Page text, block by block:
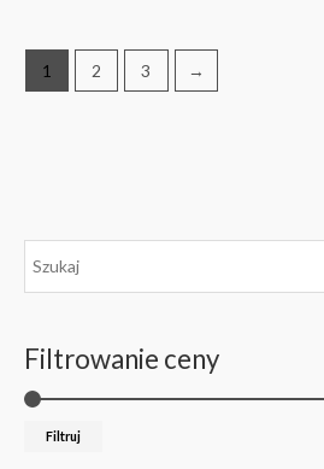
Filtrowanie ceny
Filtruj
1 2 3 →